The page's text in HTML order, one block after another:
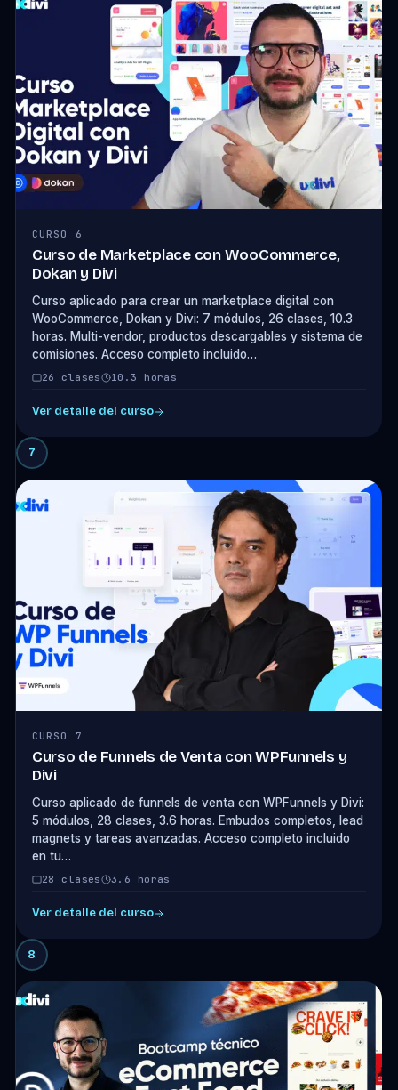
CURSO 6
Curso de Marketplace con WooCommerce,
Dokan y Divi
Curso aplicado para crear un marketplace digital con
WooCommerce, Dokan y Divi: 7 módulos, 26 clases, 10.3
horas. Multi-vendor, productos descargables y sistema de
comisiones. Acceso completo incluido…
26 clases 10.3 horas
Ver detalle del curso
7
CURSO 7
Curso de Funnels de Venta con WPFunnels y
Divi
Curso aplicado de funnels de venta con WPFunnels y Divi:
5 módulos, 28 clases, 3.6 horas. Embudos completos, lead
magnets y tareas avanzadas. Acceso completo incluido
en tu…
28 clases 3.6 horas
Ver detalle del curso
8